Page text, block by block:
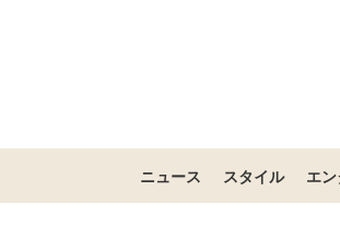
ニュース スタイル エ